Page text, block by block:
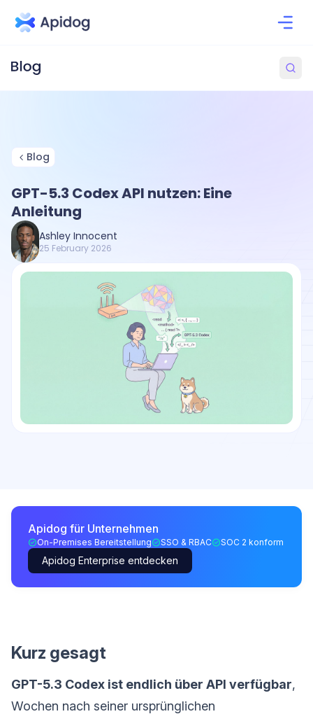
Blog
GPT-5.3 Codex API nutzen: Eine
Anleitung
Ashley Innocent
25 February 2026
Apidog für Unternehmen
On-Premises Bereitstellung SSO & RBAC SOC 2 konform
Apidog Enterprise entdecken
Kurz gesagt
GPT-5.3 Codex ist endlich über API verfügbar,
Wochen nach seiner ursprünglichen